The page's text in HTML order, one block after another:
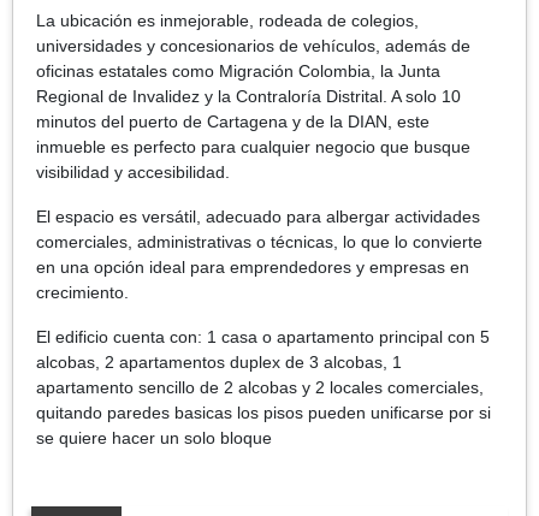
La ubicación es inmejorable, rodeada de colegios,
universidades y concesionarios de vehículos, además de
oficinas estatales como Migración Colombia, la Junta
Regional de Invalidez y la Contraloría Distrital. A solo 10
minutos del puerto de Cartagena y de la DIAN, este
inmueble es perfecto para cualquier negocio que busque
visibilidad y accesibilidad.
El espacio es versátil, adecuado para albergar actividades
comerciales, administrativas o técnicas, lo que lo convierte
en una opción ideal para emprendedores y empresas en
crecimiento.
El edificio cuenta con: 1 casa o apartamento principal con 5
alcobas, 2 apartamentos duplex de 3 alcobas, 1
apartamento sencillo de 2 alcobas y 2 locales comerciales,
quitando paredes basicas los pisos pueden unificarse por si
se quiere hacer un solo bloque